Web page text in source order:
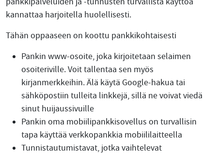
kannattaa harjoitella huolellisesti.
Tähän oppaaseen on koottu pankkikohtaisesti
Pankin www-osoite, joka kirjoitetaan selaimen
osoiteriville. Voit tallentaa sen myös
kirjanmerkkeihin. Älä käytä Google-hakua tai
sähköpostiin tulleita linkkejä, sillä ne voivat viedä
sinut huijaussivuille
Pankin oma mobiilipankkisovellus on turvallisin
tapa käyttää verkkopankkia mobiililaitteella
Tunnistautumistavat, jotka vaihtelevat